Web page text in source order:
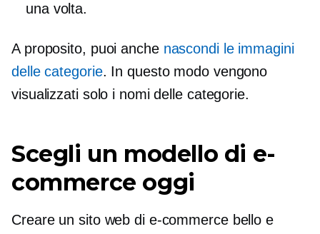
una volta.
A proposito, puoi anche nascondi le immagini
delle categorie. In questo modo vengono
visualizzati solo i nomi delle categorie.
Scegli un modello di e-
commerce oggi
Creare un sito web di e-commerce bello e